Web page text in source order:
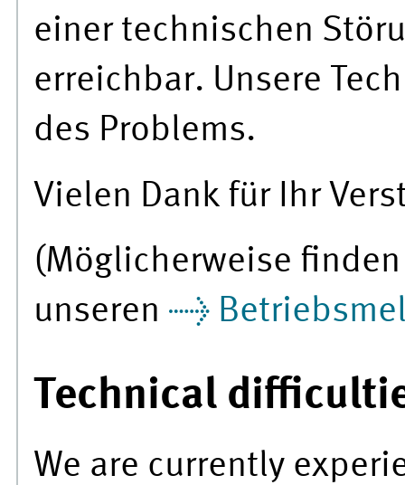
einer technischen
erreichbar. Unsere
des Problems.
Vielen Dank für Ihr
(Möglicherweise
unseren
Technical
We are currently